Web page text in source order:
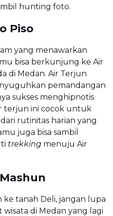
hunting foto.
Piso
yang menawarkan
bisa berkunjung ke Air
di Medan. Air Terjun
pemandangan
sukses menghipnotis
terjun ini cocok untuk
rutinitas harian yang
juga bisa sambil
trekking menuju Air
tanah Deli, jangan lupa
di Medan yang lagi